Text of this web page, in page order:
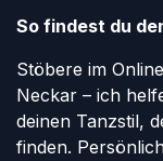
So findest du
Stöbere im
Neckar – ich
deinen Tanzstil,
finden.